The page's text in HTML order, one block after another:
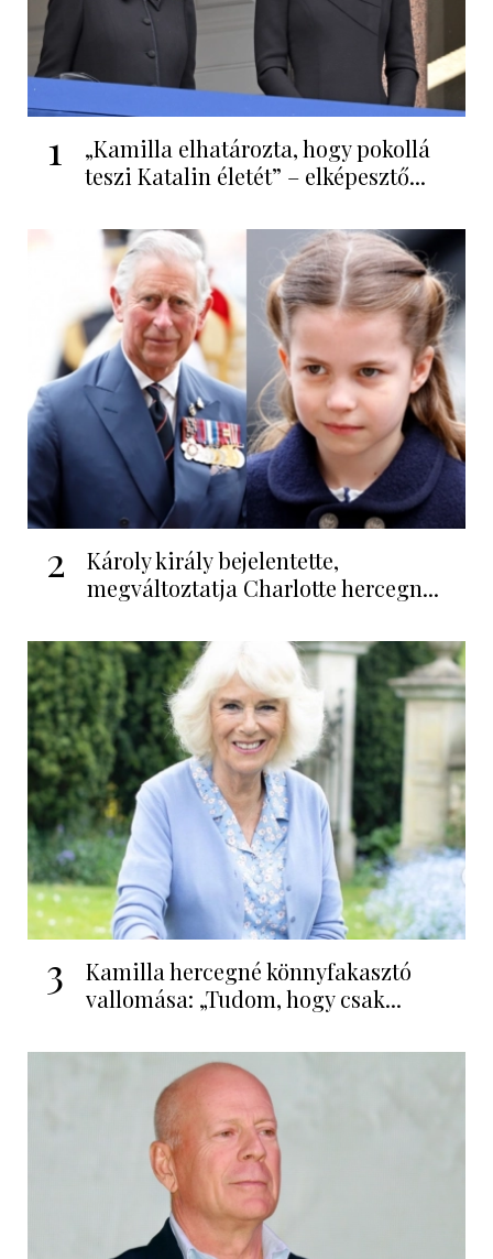
1
„Kamilla elhatározta, hogy pokollá
teszi Katalin életét” – elképesztő...
2
Károly király bejelentette,
megváltoztatja Charlotte hercegn...
3
Kamilla hercegné könnyfakasztó
vallomása: „Tudom, hogy csak...